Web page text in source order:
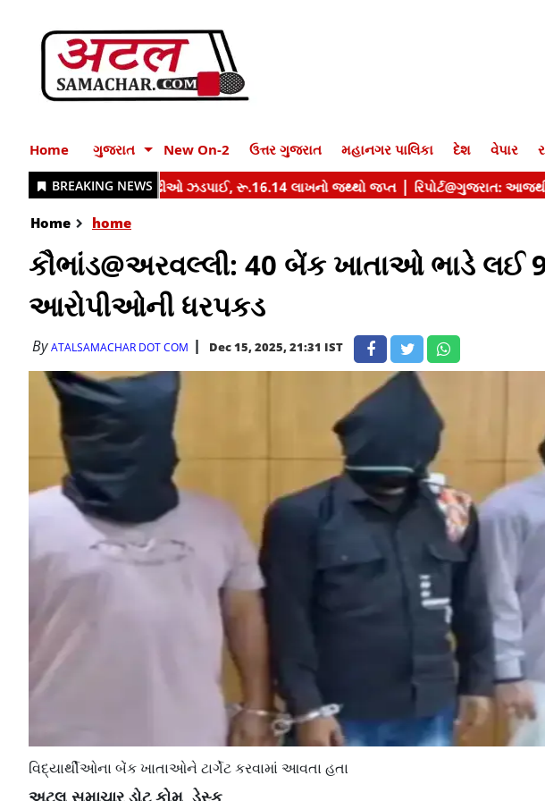
Home ગુજરાત New On-2 ઉત્તર ગુજરાત મહાનગર પાલિકા દેશ વેપાર
Home home
કૌભાંડ@અરવલ્લી: 40 બેંક ખાતાઓ ભાડે લઈ
આરોપીઓની ધરપકડ
ByATALSAMACHAR DOT COM Dec 15, 2025, 21:31 IST
વિદ્યાર્થીઓના બેંક ખાતાઓને ટાર્ગેટ કરવામાં આવતા હતા
અટલ સમાચાર ડોટ કોમ, ડેસ્ક